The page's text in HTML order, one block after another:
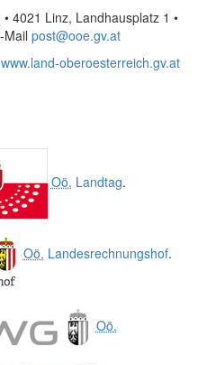
4021 Linz, Landhausplatz 1 •
Mail post@ooe.gv.at
www.land-oberoesterreich.gv.at
Oö. Landtag.
Oö. Landesrechnungshof.
Oö.